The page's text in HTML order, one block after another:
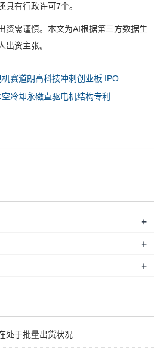
具有行政许可7个。
需谨慎。本文为AI根据第三方数据生
出资主张。
赛道朗高科技冲刺创业板 IPO
冷却永磁直驱电机结构专利
+
+
+
处于批量出货状况